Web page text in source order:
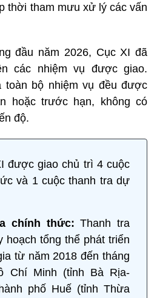
thời tham mưu xử lý các vấn
đầu năm 2026, Cục XI đã
các nhiệm vụ được giao.
toàn bộ nhiệm vụ đều được
hoặc trước hạn, không có
độ.
được giao chủ trì 4 cuộc
và 1 cuộc thanh tra dự
chính thức: Thanh tra
hoạch tổng thể phát triển
từ năm 2018 đến tháng
Chí Minh (tỉnh Bà Rịa-
phố Huế (tỉnh Thừa